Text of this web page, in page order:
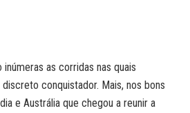
as corridas nas quais
conquistador. Mais, nos bons
e Austrália que chegou a reunir a